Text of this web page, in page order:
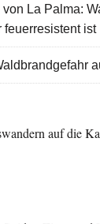
La Palma:
feuerresistent ist